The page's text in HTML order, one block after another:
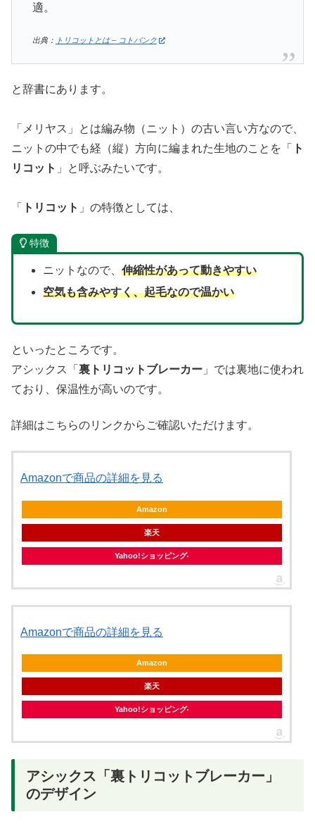
適。
出典： トリコットとは – コトバンク
と辞書にあります。
「メリヤス」とは編み物（ニット）の古い言い方なので、
ニットの中でも経（縦）方向に編まれた生地のことを「
ト
リコット 」と呼ぶみたいです。
「 トリコット 」の特徴としては、
特徴
ニットなので、 伸縮性があって動きやすい
空気も含みやすく、起毛なので温かい
といったところです。
アシックス「 裏トリコットブレーカー 」では裏地に使われ
ており、保温性が高いのです。
詳細はこちらのリンクからご確認いただけます。
Amazonで商品の詳細を見る
Amazon
楽天
Yahoo!ショッピング
Amazonで商品の詳細を見る
Amazon
楽天
Yahoo!ショッピング
アシックス「裏トリコットブレーカー」
のデザイン